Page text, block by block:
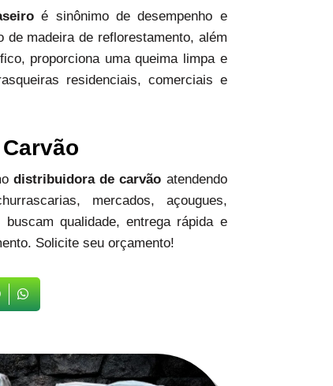
é sinônimo de desempenho e
de madeira de reflorestamento, além
proporciona uma queima limpa e
residenciais, comerciais e
distribuidora de carvão atendendo
mercados, açougues,
qualidade, entrega rápida e
Solicite seu orçamento!